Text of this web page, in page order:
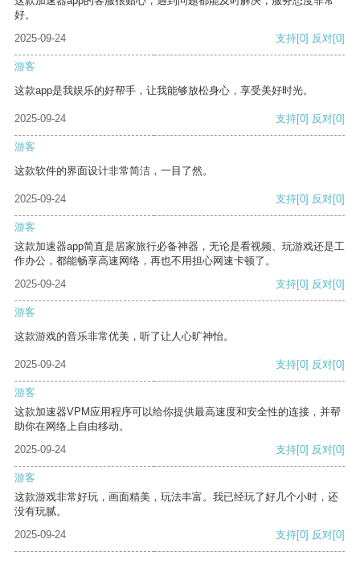
好。
2025-09-24
支持[0] 反对[0]
游客
这款app是我娱乐的好帮手，让我能够放松身心，享受美好时光。
2025-09-24 支持[0] 反对[0]
游客
这款软件的界面设计非常简洁，一目了然。
2025-09-24 支持[0] 反对[0]
游客
这款加速器app简直是居家旅行必备神器，无论是看视频、玩游戏还是工
作办公，都能畅享高速网络，再也不用担心网速卡顿了。
2025-09-24
支持[0] 反对[0]
游客
这款游戏的音乐非常优美，听了让人心旷神怡。
2025-09-24 支持[0] 反对[0]
游客
这款加速器VPM应用程序可以给你提供最高速度和安全性的连接，并帮
助你在网络上自由移动。
2025-09-24
支持[0] 反对[0]
游客
这款游戏非常好玩，画面精美，玩法丰富。我已经玩了好几个小时，还
没有玩腻。
2025-09-24
支持[0] 反对[0]